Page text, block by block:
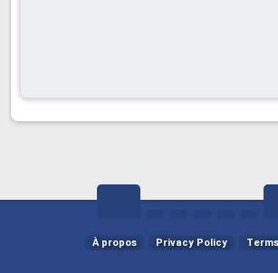
Privacy Policy
À propos